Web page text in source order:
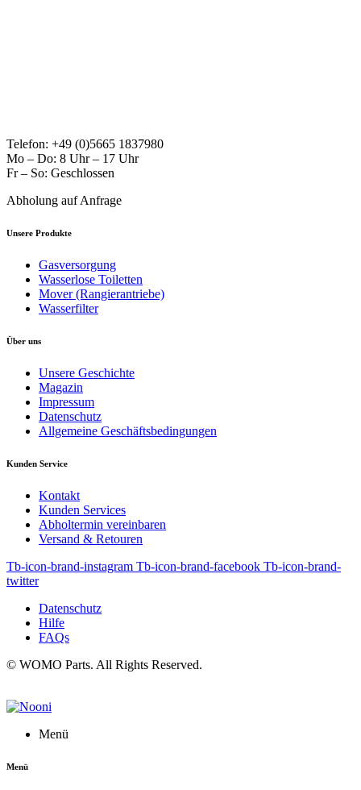
Telefon: +49 (0)5665 1837980
Mo – Do: 8 Uhr – 17 Uhr
Fr – So: Geschlossen
Abholung auf Anfrage
Unsere Produkte
Gasversorgung
Wasserlose Toiletten
Mover (Rangierantriebe)
Wasserfilter
Über uns
Unsere Geschichte
Magazin
Impressum
Datenschutz
Allgemeine Geschäftsbedingungen
Kunden Service
Kontakt
Kunden Services
Abholtermin vereinbaren
Versand & Retouren
Tb-icon-brand-instagram Tb-icon-brand-facebook Tb-icon-brand-
twitter
Datenschutz
Hilfe
FAQs
© WOMO Parts. All Rights Reserved.
Menü
Menü